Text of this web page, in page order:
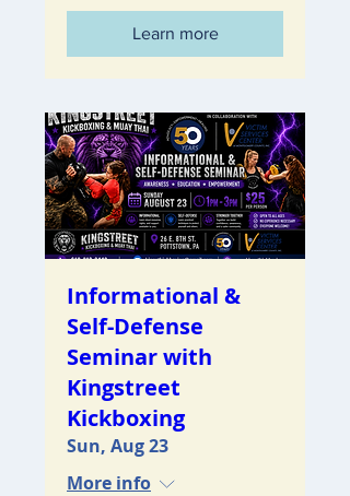
Learn more
Informational &
Self-Defense
Seminar with
Kingstreet
Kickboxing
Sun, Aug 23
More info